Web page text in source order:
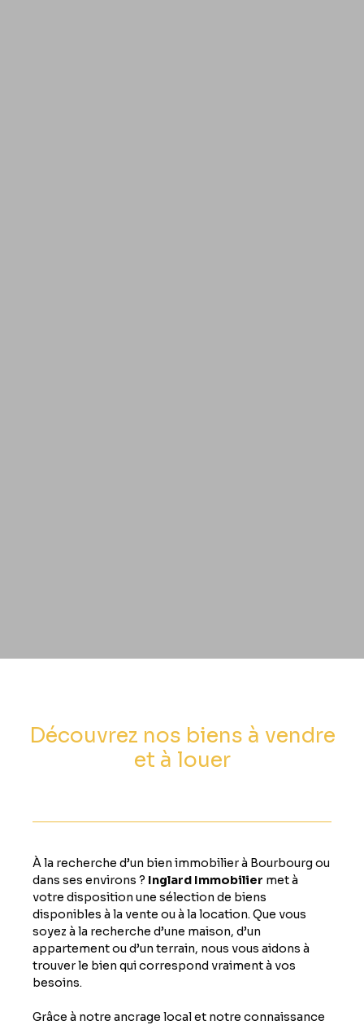
Découvrez nos biens à vendre
et à louer
À la recherche d’un bien immobilier à Bourbourg ou
dans ses environs ? Inglard Immobilier met à
votre disposition une sélection de biens
disponibles à la vente ou à la location. Que vous
soyez à la recherche d’une maison, d’un
appartement ou d’un terrain, nous vous aidons à
trouver le bien qui correspond vraiment à vos
besoins.
Grâce à notre ancrage local et notre connaissance